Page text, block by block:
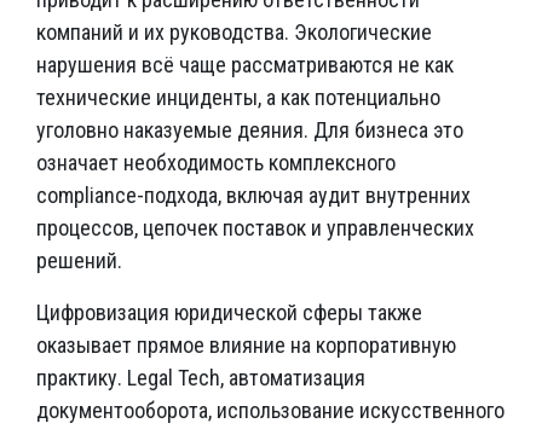
компаний и их руководства. Экологические
нарушения всё чаще рассматриваются не как
технические инциденты, а как потенциально
уголовно наказуемые деяния. Для бизнеса это
означает необходимость комплексного
compliance-подхода, включая аудит внутренних
процессов, цепочек поставок и управленческих
решений.
Цифровизация юридической сферы также
оказывает прямое влияние на корпоративную
практику. Legal Tech, автоматизация
документооборота, использование искусственного